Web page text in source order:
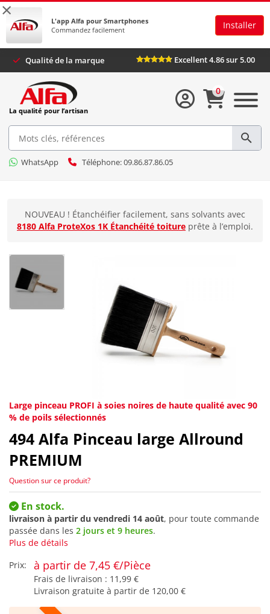
×
L'app Alfa pour Smartphones
Commandez facilement
Installer
Qualité de la marque Excellent 4.86 sur 5.00
La qualité pour l’artisan
WhatsApp Téléphone: 09.86.87.86.05
0
NOUVEAU ! Étanchéifier facilement, sans solvants avec
8180 Alfa ProteXos 1K Étanchéité toiture prête à l’emploi.
Large pinceau PROFI à soies noires de haute qualité avec 90
% de poils sélectionnés
494 Alfa Pinceau large Allround
PREMIUM
Question sur ce produit?
En stock.
livraison à partir du vendredi 14 août, pour toute commande
passée dans les 2 jours et 9 heures.
Plus de détails
Prix:
à partir de 7,45 €/Pièce
Frais de livraison : 11,99 €
Livraison gratuite à partir de 120,00 €